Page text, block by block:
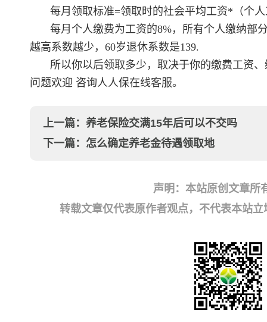
每月领取标准=领取时的社会平均工资*（个
每月个人缴费为工资的8%，所有个人缴纳部
越高系数越少，60岁退休系数是139.
所以你以后领取多少，取决于你的缴费工资
问题欢迎 咨询人人保在线客服。
上一篇： 养老保险交满15年后可以不交吗
下一篇： 怎么确定养老金待遇领取地
声明：本站原创文章所
转载文章仅代表原作者观点，不代表本站